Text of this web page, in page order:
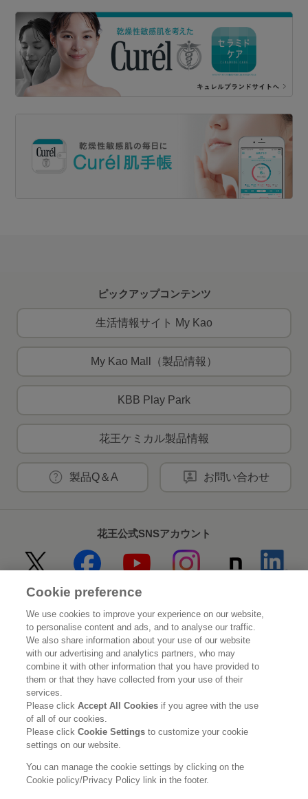
ピックアップコンテンツ
生活情報サイト My Kao
My Kao Mall（製品情報）
KBB Play Park
花王ケミカル製品情報
製品Q＆A お問い合わせ
花王公式SNSアカウント
Home 花王について
サステナビリティ イノベーション
ブランド 投資家情報
ニュースルーム 採用情報
利用規約 花王のアクセシビリティ 個人情報保護方針
Cookie preference
We use cookies to improve your experience on our website,
to personalise content and ads, and to analyse our traffic.
We also share information about your use of our website
with our advertising and analytics partners, who may
combine it with other information that you have provided to
them or that they have collected from your use of their
services.
Please clickAccept All Cookies if you agree with the use
of all of our cookies.
Please clickCookie Settingsto customize your cookie
settings on our website.
You can manage the cookie settings by clicking on the
Cookie policy/Privacy Policy link in the footer.